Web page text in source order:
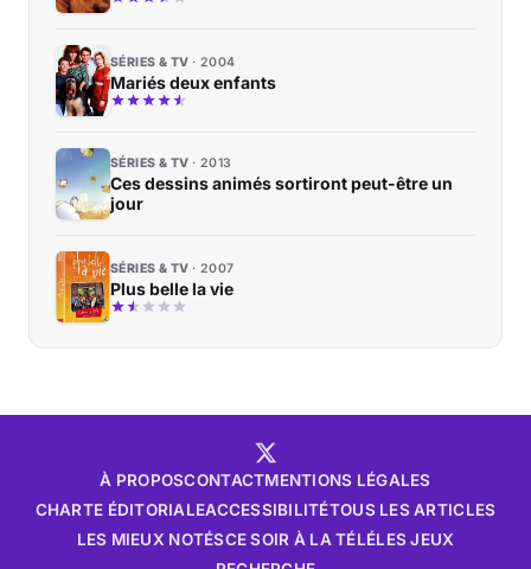
SÉRIES & TV 2004
Mariés deux enfants
SÉRIES & TV 2013
Ces dessins animés sortiront peut-être un
jour
SÉRIES & TV 2007
Plus belle la vie
À PROPOSCONTACTMENTIONS LÉGALES
CHARTE ÉDITORIALEACCESSIBILITÉTOUS LES ARTICLES
LES MIEUX NOTÉSCE SOIR À LA TÉLÉLES JEUX